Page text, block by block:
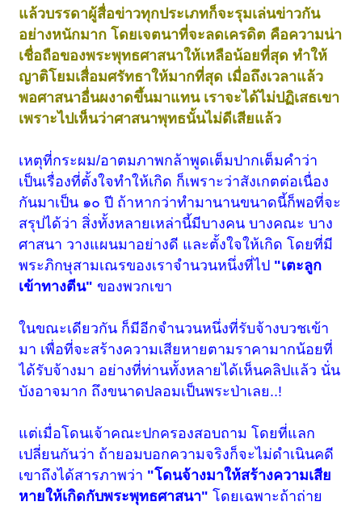
แล้วบรรดาผู้สื่อข่าวทุกประเภทก็จะรุมเล่นข่าวกัน
อย่างหนักมาก โดยเจตนาที่จะลดเครดิต คือความน่า
เชื่อถือของพระพุทธศาสนาให้เหลือน้อยที่สุด ทำให้
ญาติโยมเสื่อมศรัทธาให้มากที่สุด เมื่อถึงเวลาแล้ว
พอศาสนาอื่นผงาดขึ้นมาแทน เราจะได้ไม่ปฏิเสธเขา
เพราะไปเห็นว่าศาสนาพุทธนั้นไม่ดีเสียแล้ว
เหตุที่กระผม/อาตมภาพกล้าพูดเต็มปากเต็มคำว่า
เป็นเรื่องที่ตั้งใจทำให้เกิด ก็เพราะว่าสังเกตต่อเนื่อง
กันมาเป็น ๑๐ ปี ถ้าหากว่าทำมานานขนาดนี้ก็พอที่จะ
สรุปได้ว่า สิ่งทั้งหลายเหล่านี้มีบางคน บางคณะ บาง
ศาสนา วางแผนมาอย่างดี และตั้งใจให้เกิด โดยที่มี
พระภิกษุสามเณรของเราจำนวนหนึ่งที่ไป "เตะลูก
เข้าทางตีน" ของพวกเขา
ในขณะเดียวกัน ก็มีอีกจำนวนหนึ่งที่รับจ้างบวชเข้า
มา เพื่อที่จะสร้างความเสียหายตามราคามากน้อยที่
ได้รับจ้างมา อย่างที่ท่านทั้งหลายได้เห็นคลิปแล้ว นั่น
บังอาจมาก ถึงขนาดปลอมเป็นพระป่าเลย..!
แต่เมื่อโดนเจ้าคณะปกครองสอบถาม โดยที่แลก
เปลี่ยนกันว่า ถ้ายอมบอกความจริงก็จะไม่ดำเนินคดี
เขาถึงได้สารภาพว่า "โดนจ้างมาให้สร้างความเสีย
หายให้เกิดกับพระพุทธศาสนา" โดยเฉพาะถ้าถ่าย